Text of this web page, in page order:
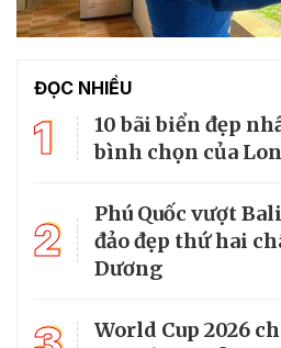
ĐỌC NHIỀU
1
10 bãi biển đẹp
bình chọn của
2
Phú Quốc vượt
đảo đẹp thứ hai
Dương
World Cup 2026